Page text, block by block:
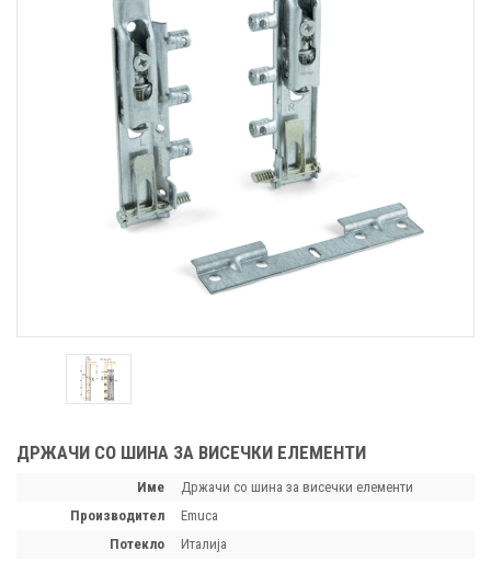
ДРЖАЧИ СО ШИНА ЗА ВИСЕЧКИ ЕЛЕМЕНТИ
Име
Држачи со шина за висечки елементи
производител
Emuca
потекло
Италија